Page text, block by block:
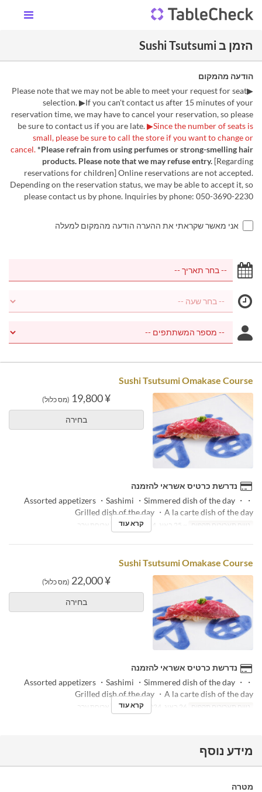
הזמן ב Sushi Tsutsumi
הודעה מהמקום
▶Please note that we may not be able to meet your request for seat
selection. ▶If you can't contact us after 15 minutes of your
reservation time, we may have to cancel your reservation, so please
be sure to contact us if you are late.▶Since the number of seats is
small, please be sure to call the store if you want to change or
cancel.*Please refrain from using perfumes or strong-smelling hair
products. Please note that we may refuse entry. [Regarding
reservations for children] Online reservations are not accepted.
Depending on the reservation status, we may be able to accept it, so
please contact us by phone. Inquiries by phone: 050-3690-2230
אני מאשר שקראתי את ההערה הודעה מהמקום למעלה
Sushi Tsutsumi Omakase Course
¥ 19,800 (מס כלול)
בחירה
נדרשת כרטיס אשראי להזמנה
・Assorted appetizers ・Sashimi ・Simmered dish of the day ・
Grilled dish of the day ・A la carte dish of the day
טווח תאריכים תקפים ארוחות ארוחת ערב קרא עוד
Sushi Tsutsumi Omakase Course
¥ 22,000 (מס כלול)
בחירה
נדרשת כרטיס אשראי להזמנה
・Assorted appetizers ・Sashimi ・Simmered dish of the day ・
Grilled dish of the day ・A la carte dish of the day
טווח תאריכים תקפים ארוחות ארוחת ערב קרא עוד
מידע נוסף
מטרה